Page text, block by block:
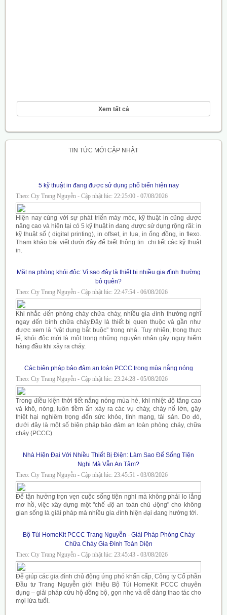
Xem tất cả
TIN TỨC MỚI CẬP NHẬT
5 kỹ thuật in đang được sử dụng phổ biến hiện nay
Theo: Cty Trang Nguyễn - Cập nhật lúc: 22:25:00 - 07/08/2026
Hiện nay cùng với sự phát triển máy móc, kỹ thuật in cũng được
nâng cao và hiện tại có 5 kỹ thuật in đang được sử dụng rộng rãi: in
kỹ thuật số ( digital printing), in offset, in lụa, in ống đồng, in flexo.
Tham khảo bài viết dưới đây để biết thông tin chi tiết các kỹ thuật
in.
Mặt nạ phòng khói độc: Vì sao đây là thiết bị nhiều gia đình thường
bỏ quên?
Theo: Cty Trang Nguyễn - Cập nhật lúc: 22:47:54 - 06/08/2026
Khi nhắc đến phòng cháy chữa cháy, nhiều gia đình thường nghĩ
ngay đến bình chữa cháy.Đây là thiết bị quen thuộc và gần như
được xem là “vật dụng bắt buộc” trong nhà. Tuy nhiên, trong thực
tế, khói độc mới là một trong những nguyên nhân gây nguy hiểm
hàng đầu khi xảy ra cháy.
Các biện pháp bảo đảm an toàn PCCC trong mùa nắng nóng
Theo: Cty Trang Nguyễn - Cập nhật lúc: 23:24:28 - 05/08/2026
Trong điều kiện thời tiết nắng nóng mùa hè, khi nhiệt độ tăng cao
và khô, nóng, luôn tiềm ẩn xảy ra các vụ cháy, cháy nổ lớn, gây
thiệt hại nghiêm trọng đến sức khỏe, tính mạng, tài sản. Do đó,
dưới đây là một số biện pháp bảo đảm an toàn phòng cháy, chữa
cháy (PCCC)
Nhà Hiện Đại Với Nhiều Thiết Bị Điện: Làm Sao Để Sống Tiện
Nghi Mà Vẫn An Tâm?
Theo: Cty Trang Nguyễn - Cập nhật lúc: 23:45:51 - 03/08/2026
Để tận hưởng trọn vẹn cuộc sống tiện nghi mà không phải lo lắng
mơ hồ, việc xây dựng một "chế độ an toàn chủ động" cho không
gian sống là giải pháp mà nhiều gia đình hiện đại đang hướng tới.
Bộ Túi HomeKit PCCC Trang Nguyễn - Giải Pháp Phòng Cháy
Chữa Cháy Gia Đình Toàn Diện
Theo: Cty Trang Nguyễn - Cập nhật lúc: 23:45:43 - 03/08/2026
Để giúp các gia đình chủ động ứng phó khẩn cấp, Công ty Cổ phần
Đầu tư Trang Nguyễn giới thiệu Bộ Túi HomeKit PCCC chuyên
dụng – giải pháp cứu hộ đồng bộ, gọn nhẹ và dễ dàng thao tác cho
mọi lứa tuổi.